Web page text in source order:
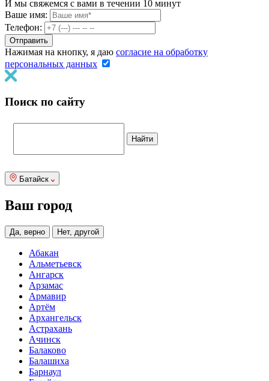
И мы свяжемся с вами в течении 10 минут
Ваше имя:
Телефон:
Нажимая на кнопку, я даю согласие на обработку
персональных данных
Поиск по сайту
Батайск
Ваш город
Да, верно Нет, другой
Абакан
Альметьевск
Ангарск
Арзамас
Армавир
Артём
Архангельск
Астрахань
Ачинск
Балаково
Балашиха
Барнаул